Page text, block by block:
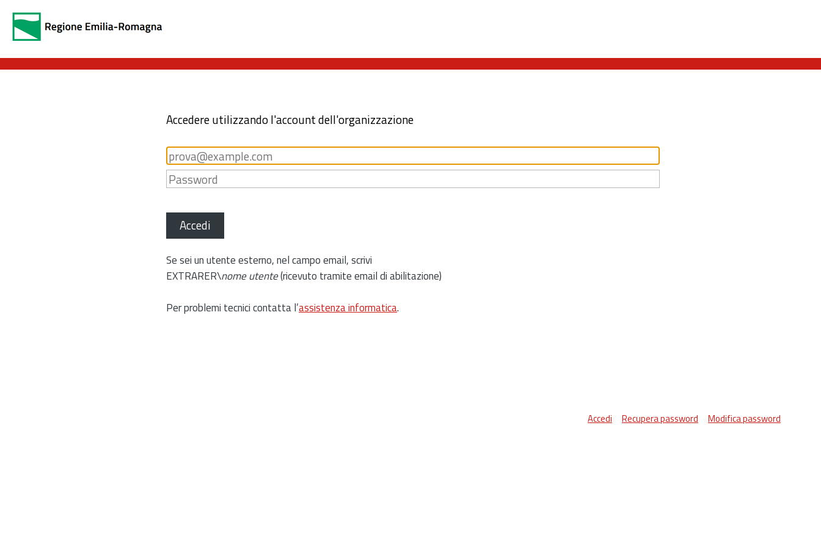
Accedere utilizzando l'account dell'organizzazione
Accedi
Se sei un utente esterno, nel campo email, scrivi
EXTRARER\nome utente(ricevuto tramite email di abilitazione)
Per problemi tecnici contatta l’assistenza informatica.
Accedi Recupera password Modifica password